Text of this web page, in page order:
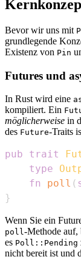
Bevor wir uns mit
grundlegende
Existenz von Pin
Futures und
In Rust wird eine
kompiliert. Ein
möglicherweise in
des Future-Traits
pub trait
type
fn
poll (
}
Wenn Sie ein
poll-Methode auf,
es Poll::Pending
nicht bereit ist und